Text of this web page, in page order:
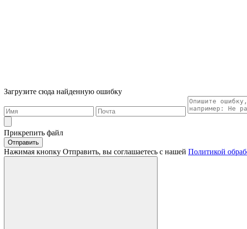
Загрузите сюда найденную ошибку
Прикрепить файл
Отправить
Нажимая кнопку Отправить, вы соглашаетесь с нашей Политикой